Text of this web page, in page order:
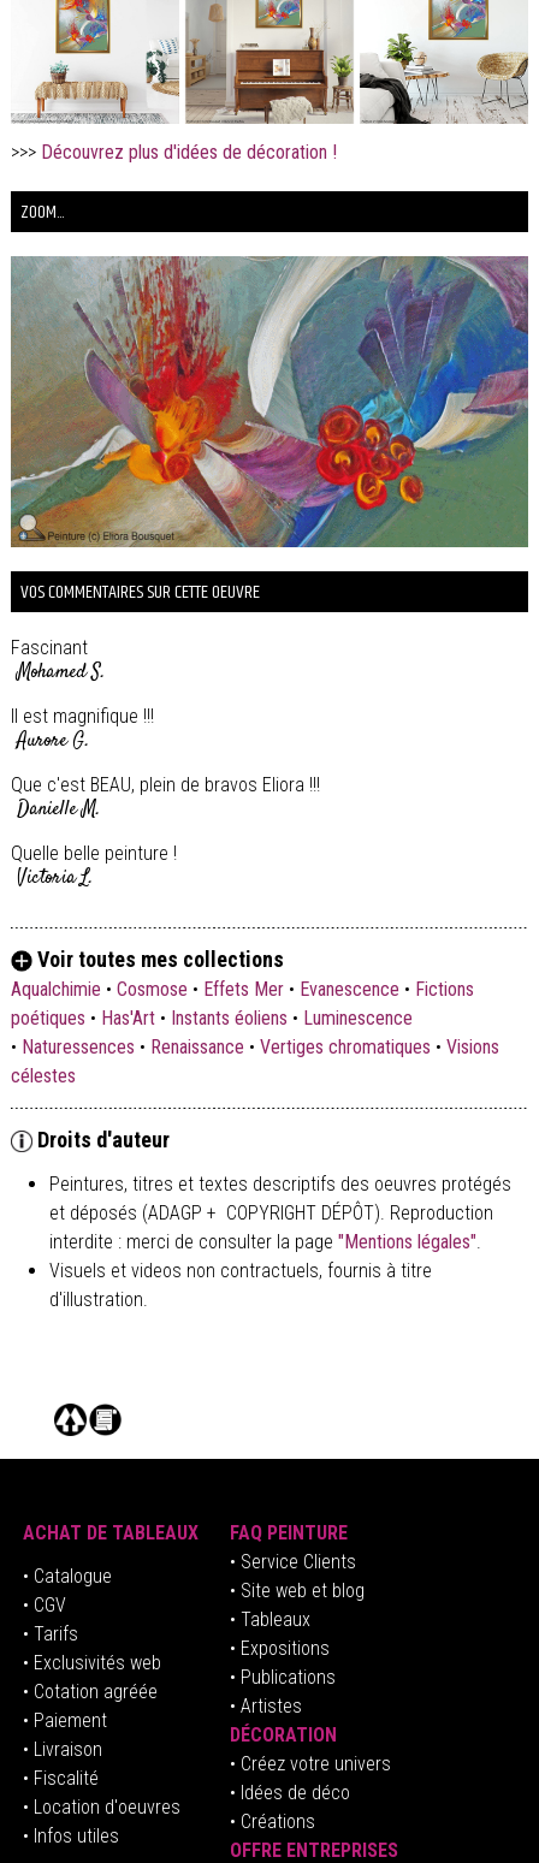
>>> Découvrez plus d'idées de décoration !
ZOOM...
VOS COMMENTAIRES SUR CETTE OEUVRE
Fascinant
Mohamed S.
Il est magnifique !!!
Aurore G.
Que c'est BEAU, plein de bravos Eliora !!!
Danielle M.
Quelle belle peinture !
Victoria L.
Voir toutes mes collections
Aqualchimie • Cosmose • Effets Mer• Evanescence • Fictions
poétiques • Has'Art• Instants éoliens • Luminescence
• Naturessences • Renaissance • Vertiges chromatiques • Visions
célestes
Droits d'auteur
Peintures, titres et textes descriptifs des oeuvres protégés
et déposés (ADAGP + COPYRIGHT DÉPÔT). Reproduction
interdite : merci de consulter la page "Mentions légales"
Visuels et videos non contractuels, fournis à titre
d'illustration.
ACHAT DE TABLEAUX
• Catalogue
• CGV
• Tarifs
• Exclusivités web
• Cotation agréée
• Paiement
• Livraison
• Fiscalité
• Location d'oeuvres
• Infos utiles
FAQ PEINTURE
• Service Clients
• Site web et blog
• Tableaux
• Expositions
• Publications
• Artistes
DÉCORATION
• Créez votre univers
• Idées de déco
• Créations
OFFRE ENTREPRISES